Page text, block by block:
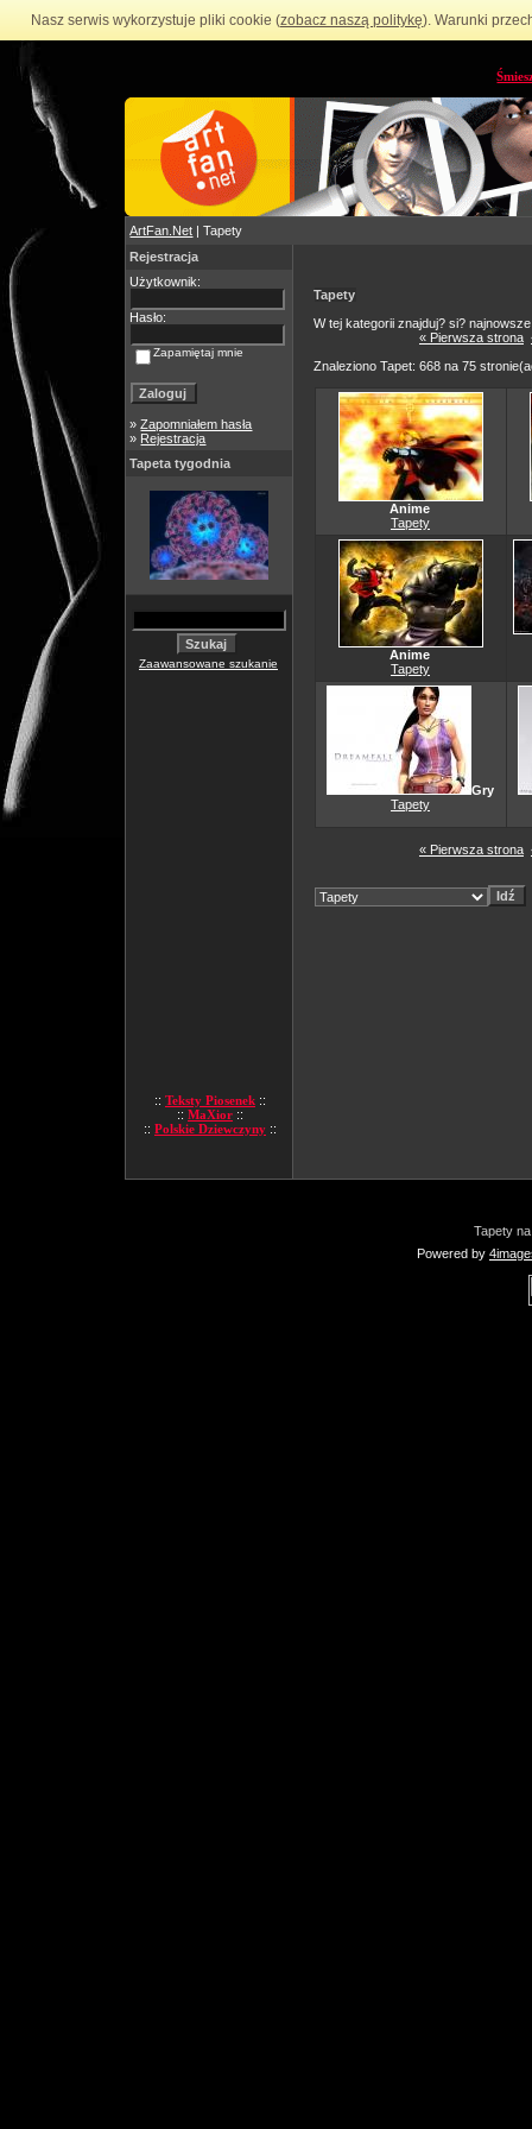
Nasz serwis wykorzystuje pliki cookie (zobacz naszą politykę). Warunki
ArtFan.Net | Tapety
Rejestracja
Użytkownik:
Hasło:
Zapamiętaj mnie
»Zapomniałem hasła
» Rejestracja
Tapeta tygodnia
Zaawansowane szukanie
:: Teksty Piosenek ::
:: MaXior ::
:: Polskie Dziewczyny ::
Tapety
W tej kategorii znajduj? si?
« Pierwsza strona
Znaleziono Tapet: 668 na 75
Anime
Tapety
Anime
Tapety
Gry
Tapety
« Pierwsza strona
Tapety
Powered by